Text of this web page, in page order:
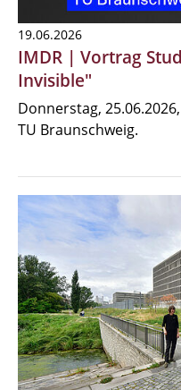
19.06.2026
IMDR | Vortrag
Invisible"
Donnerstag,
TU Braunschweig.